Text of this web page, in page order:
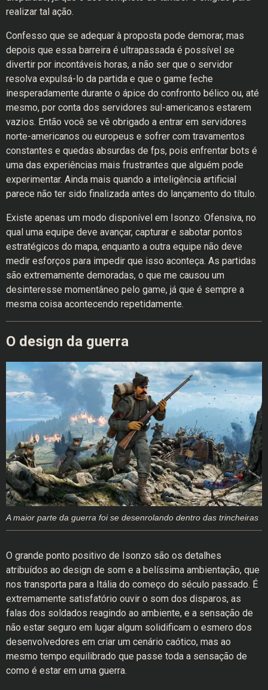
realizar tal ação.
Confesso que se adequar à proposta pode demorar, mas
depois que essa barreira é ultrapassada é possível se
divertir por incontáveis horas, a não ser que o servidor
resolva expulsá-lo da partida e que o game feche
inesperadamente durante o ápice do confronto bélico ou, até
mesmo, por conta dos servidores sul-americanos estarem
vazios. Então você se vê obrigado a entrar em servidores
norte-americanos ou europeus e sofrer com travamentos
constantes e quedas absurdas de fps, pois enfrentar bots é
uma das experiências mais frustrantes que alguém pode
experimentar. Ainda mais quando a inteligência artificial
parece não ter sido finalizada antes do lançamento do título.
Existe apenas um modo disponível em Isonzo: Ofensiva, no
qual uma equipe deve avançar, capturar e sabotar pontos
estratégicos do mapa, enquanto a outra equipe não deve
medir esforços para impedir que isso aconteça. As partidas
são extremamente demoradas, o que me causou um
desinteresse momentâneo pelo game, já que é sempre a
mesma coisa acontecendo repetidamente.
O design da guerra
A maior parte da guerra foi se desenrolando dentro das trincheiras
O grande ponto positivo de Isonzo são os detalhes
atribuídos ao design de som e a belíssima ambientação, que
nos transporta para a Itália do começo do século passado. É
extremamente satisfatório ouvir o som dos disparos, as
falas dos soldados reagindo ao ambiente, e a sensação de
não estar seguro em lugar algum solidificam o esmero dos
desenvolvedores em criar um cenário caótico, mas ao
mesmo tempo equilibrado que passe toda a sensação de
como é estar em uma guerra.